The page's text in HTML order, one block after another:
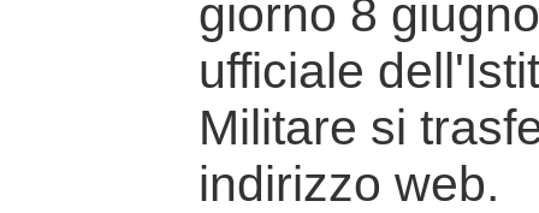
giorno 8
ufficiale
Militare si
indirizzo web.